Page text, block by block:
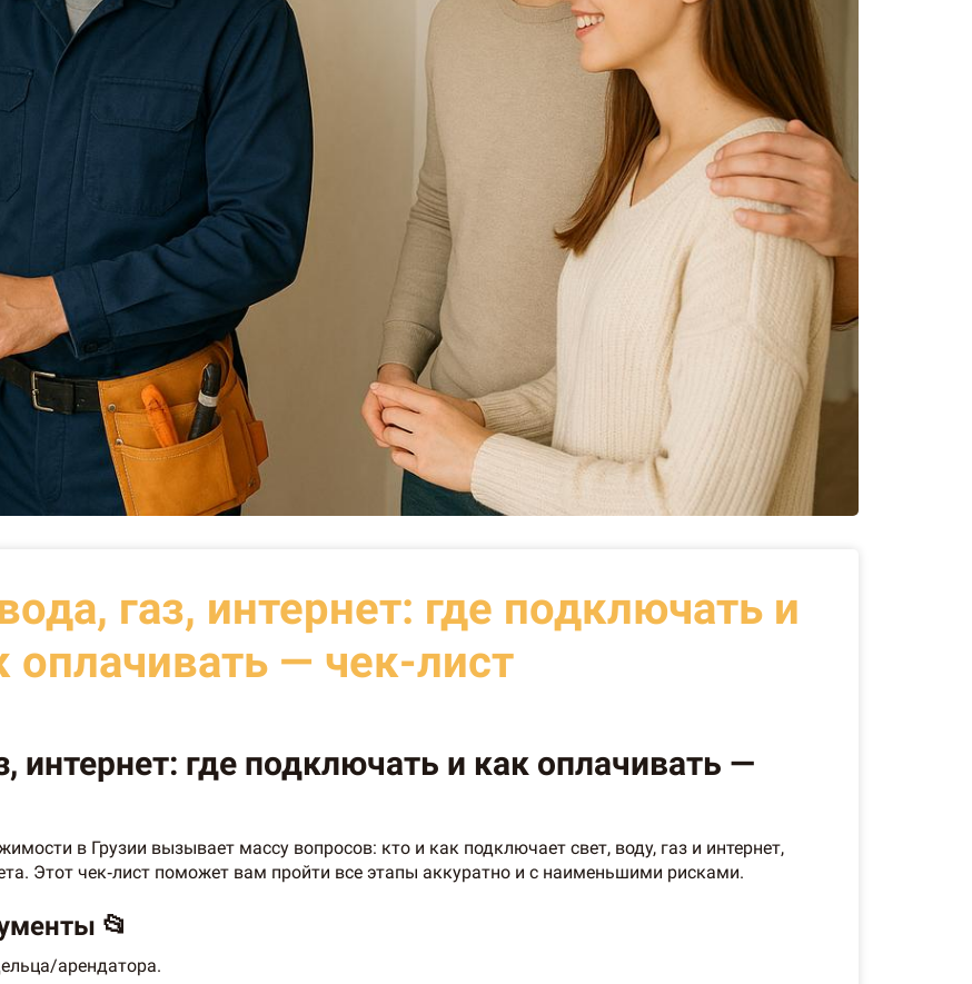
газ, интернет: где подключать и
оплачивать — чек-лист
интернет: где подключать и как оплачивать —
в Грузии вызывает массу вопросов: кто и как подключает свет, воду, газ и интернет,
Этот чек‑лист поможет вам пройти все этапы аккуратно и с наименьшими рисками.
📂
арендатора.